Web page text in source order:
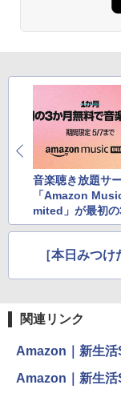
音楽聴き放題サ
「Amazon
mited」が最初の
無料に！
［本日みつ
関連リンク
Amazon｜新生活
Amazon｜新生